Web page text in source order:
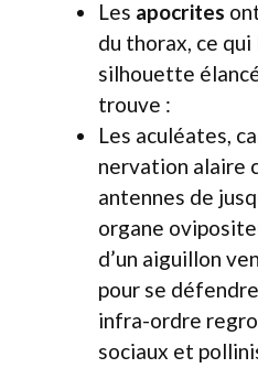
Les apocrites
du thorax, ce
silhouette
trouve :
Les aculéates,
nervation alaire
antennes de
organe
d’un aiguillon
pour se
infra-ordre
sociaux et